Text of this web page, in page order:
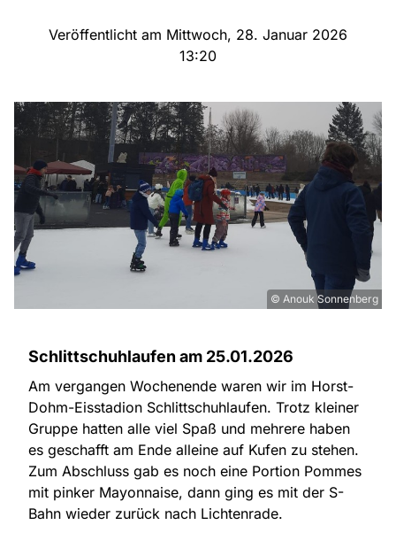
Veröffentlicht am Mittwoch, 28. Januar 2026
13:20
© Anouk Sonnenberg
Schlittschuhlaufen am 25.01.2026
Am vergangen Wochenende waren wir im Horst-
Dohm-Eisstadion Schlittschuhlaufen. Trotz kleiner
Gruppe hatten alle viel Spaß und mehrere haben
es geschafft am Ende alleine auf Kufen zu stehen.
Zum Abschluss gab es noch eine Portion Pommes
mit pinker Mayonnaise, dann ging es mit der S-
Bahn wieder zurück nach Lichtenrade.